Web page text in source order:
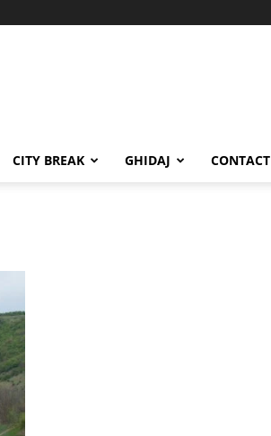
CITY BREAK GHIDAJ CONTACT